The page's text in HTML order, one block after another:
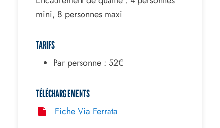
mini, 8 personnes maxi
TARIFS
Par personne : 52€
TÉLÉCHARGEMENTS
Fiche Via Ferrata